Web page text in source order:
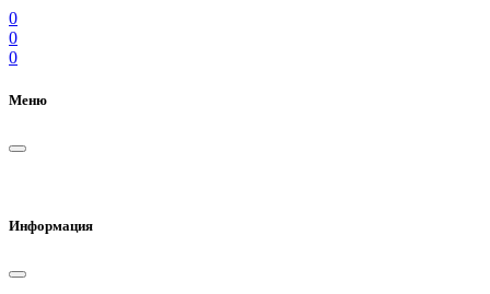
0
0
0
Меню
Информация